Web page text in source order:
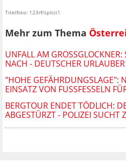
Titelfoto: 123rf/spitzi1
Mehr zum Thema
UNFALL AM GROSSGLOCKNER:
ACH - DEUTSCHER URLAUBER
"HOHE GEFÄHRDUNGSLAGE":
EINSATZ VON FUSSFESSELN
BERGTOUR ENDET TÖDLICH:
ABGESTÜRZT - POLIZEI SUCHT